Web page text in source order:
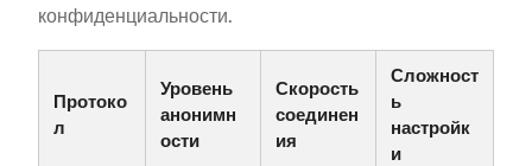
конфиденциальности.
Протоко
л
Уровень
анонимн
ости
Скорость
соединен
ия
Сложност
ь
настройк
и